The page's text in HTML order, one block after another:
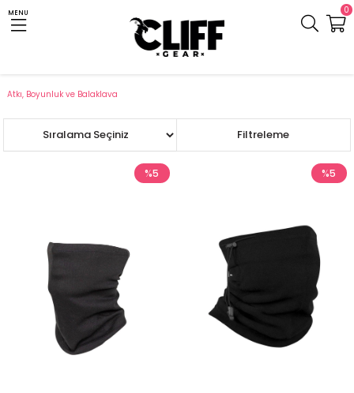
MENU 0
Atkı, Boyunluk ve Balaklava
Filtreleme
Sıralama
%5 %5